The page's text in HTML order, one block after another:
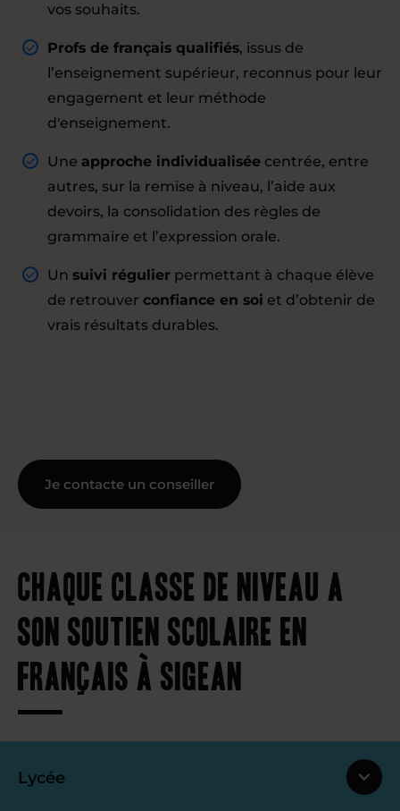
vos souhaits.
Profs de français qualifiés, issus de
l’enseignement supérieur, reconnus pour leur
engagement et leur méthode
d'enseignement.
Une approche individualisée centrée, entre
autres, sur la remise à niveau, l’aide aux
devoirs, la consolidation des règles de
grammaire et l’expression orale.
Un suivi régulier permettant à chaque élève
de retrouver confiance en soi et d’obtenir de
vrais résultats durables.
Je contacte un conseiller
Chaque classe de niveau a
son soutien scolaire en
français à Sigean
Lycée